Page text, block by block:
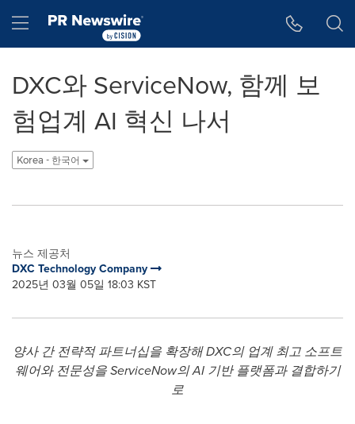
Hamburger menu
DXC와 ServiceNow, 함께 보
험업계 AI 혁신 나서
Korea - 한국어
뉴스 제공처
DXC Technology Company
2025년 03월 05일 18:03 KST
양사 간 전략적 파트너십을 확장해DXC의 업계 최고 소프트
웨어와 전문성을ServiceNow의AI 기반 플랫폼과 결합하기
로